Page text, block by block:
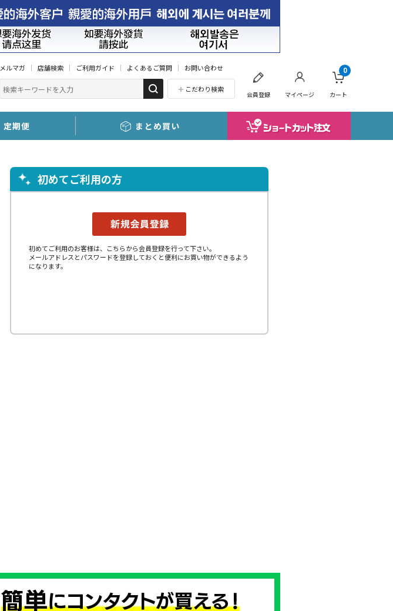
メルマガ 店舗検索 ご利用ガイド よくあるご質問 お問い合わせ
こだわり検索
会員登録 マイページ カート
0
定期便 まとめ買い
初めてご利用の方
初めてご利用のお客様は、こちらから会員登録を行って下さい。
メールアドレスとパスワードを登録しておくと便利にお買い物ができるよう
になります。